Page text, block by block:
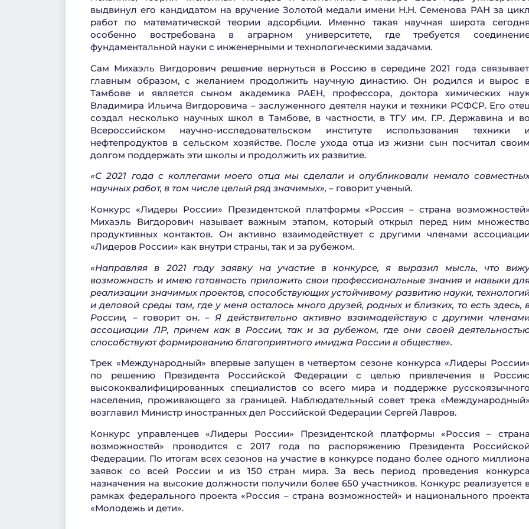
выдвинул его кандидатом на вручение Золотой медали имени Н.Н. Семенова РАН за цикл
работ по математической теории адсорбции. Именно такая научная широта сегодня
особенно востребована в аграрном университете, где требуется
фундаментальной науки с инженерными и технологическими задачами.
Сам Михаэль Вигдорович решение вернуться в Россию в середине 2021 года
главным образом, с желанием продолжить научную династию. Он родился и вырос
Тамбове и является сыном академика РАЕН, профессора, доктора химических
Владимира Ильича Вигдоровича – заслуженного деятеля науки и техники РСФСР. Его
создал несколько научных школ в Тамбове, в частности, в ТГУ им. Г.Р. Державина и во
Всероссийском научно-исследовательском институте использования техники и
нефтепродуктов в сельском хозяйстве. После ухода отца из жизни сын посчитал своим
долгом поддержать эти школы и продолжить их развитие.
«С 2021 года с коллегами моего отца мы сделали и опубликовали немало
научных работ, в том числе целый ряд значимых»,– говорит ученый.
Конкурс «Лидеры России» Президентской платформы «Россия – страна возможностей»
Михаэль Вигдорович называет важным этапом, который открыл перед ним множество
продуктивных контактов. Он активно взаимодействует с другими членами ассоциации
«Лидеров России» как внутри страны, так и за рубежом.
«Направляя в 2021 году заявку на участие в конкурсе, я выразил мысль, что
возможность и имею готовность приложить свои профессиональные знания и навыки
реализации значимых проектов, способствующих устойчивому развитию науки,
и деловой среды там, где у меня осталось много друзей, родных и близких, то есть здесь,
России, –говорит он. –Я действительно активно взаимодействую с другими
ассоциации ЛР, причем как в России, так и за рубежом, где они своей
способствуют формированию благоприятного имиджа России в обществе».
Трек «Международный» впервые запущен в четвертом сезоне конкурса «Лидеры России»
по решению Президента Российской Федерации с целью привлечения в
высококвалифицированных специалистов со всего мира и поддержке русскоязычного
населения, проживающего за границей. Наблюдательный совет трека «Международный»
возглавил Министр иностранных дел Российской Федерации Сергей Лавров.
Конкурс управленцев «Лидеры России» Президентской платформы «Россия – страна
возможностей» проводится с 2017 года по распоряжению Президента Российской
Федерации. По итогам всех сезонов на участие в конкурсе подано более одного миллиона
заявок со всей России и из 150 стран мира. За весь период проведения конкурса
назначения на высокие должности получили более 650 участников. Конкурс реализуется
рамках федерального проекта «Россия – страна возможностей» и национального проекта
«Молодежь и дети».